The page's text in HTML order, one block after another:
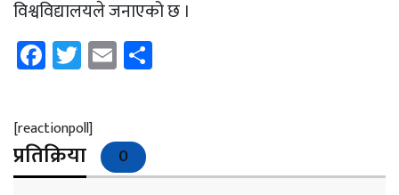
विश्वविद्यालयले जनाएको छ ।
Facebook
Twitter
Email
[reactionpoll]
प्रतिक्रिया 0